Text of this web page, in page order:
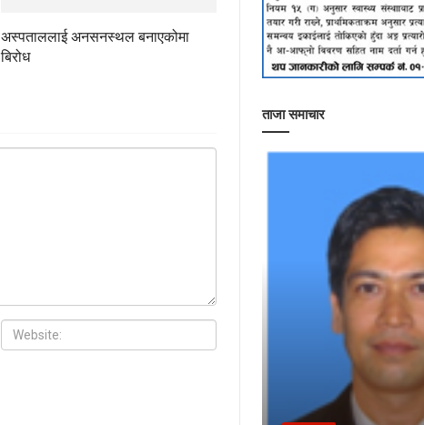
अस्पताललाई अनसनस्थल बनाएकोमा
बिरोध
ताजा समाचार